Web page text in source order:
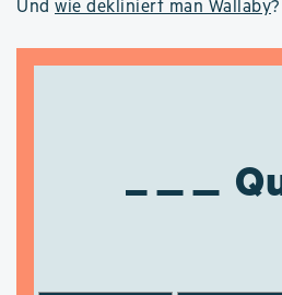
Und wie dekliniert man Wallaby?